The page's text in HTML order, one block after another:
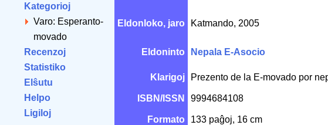
Kategorioj
Varo: Esperanto-
movado
Recenzoj
Statistiko
Elŝutu
Helpo
Ligiloj
Eldonloko, jaro Katmando, 2005
Eldoninto Nepala E-Asocio
Klarigoj Prezento de la E-movado por
ISBN/ISSN 9994684108
Formato 133 paĝoj, 16 cm